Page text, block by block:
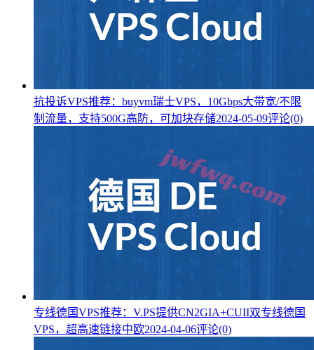
抗投诉VPS推荐：buyvm瑞士VPS，10Gbps大带宽/不限
制流量，支持500G高防，可加块存储2024-05-09评论(0)
专线德国VPS推荐：V.PS提供CN2GIA+CUII双专线德国
VPS，超高速链接中欧2024-04-06评论(0)